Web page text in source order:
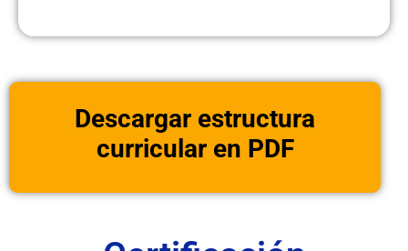
Descargar estructura
curricular en PDF